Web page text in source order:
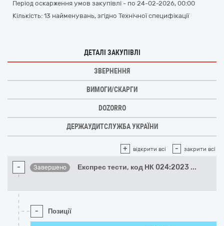
Період оскарження умов закупівлі - по 24-02-2026, 00:00
Кількість: 13 найменувань, згідно Технічної специфікації
ДЕТАЛІ ЗАКУПІВЛІ
ЗВЕРНЕННЯ
ВИМОГИ/СКАРГИ
DOZORRO
ДЕРЖАУДИТСЛУЖБА УКРАЇНИ
+ відкрити всі - закрити всі
- Завершено Експрес тести, код НК 024:2023 ...
- Позиції